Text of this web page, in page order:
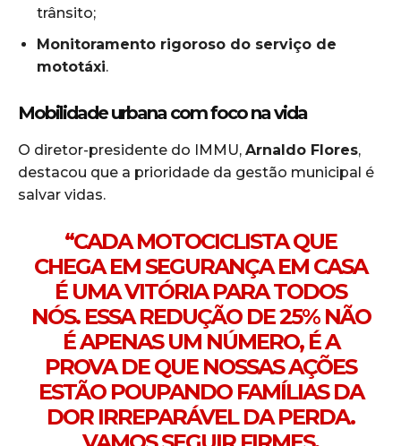
trânsito;
Monitoramento rigoroso do serviço de
mototáxi.
Mobilidade urbana com foco na vida
O diretor-presidente do IMMU, Arnaldo Flores,
destacou que a prioridade da gestão municipal é
salvar vidas.
“CADA MOTOCICLISTA QUE
CHEGA EM SEGURANÇA EM CASA
É UMA VITÓRIA PARA TODOS
NÓS. ESSA REDUÇÃO DE 25% NÃO
É APENAS UM NÚMERO, É A
PROVA DE QUE NOSSAS AÇÕES
ESTÃO POUPANDO FAMÍLIAS DA
DOR IRREPARÁVEL DA PERDA.